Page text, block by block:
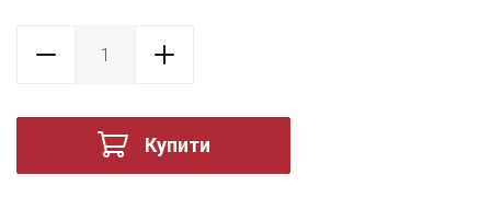
Купити